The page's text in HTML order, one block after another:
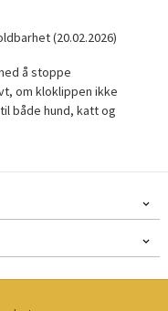
(20.02.2026)
å stoppe
om kloklippen ikke
både hund, katt og